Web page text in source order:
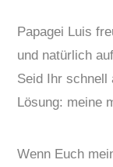
Papagei Luis
und natürlich
Seid Ihr schnell
Lösung: meine
Wenn Euch